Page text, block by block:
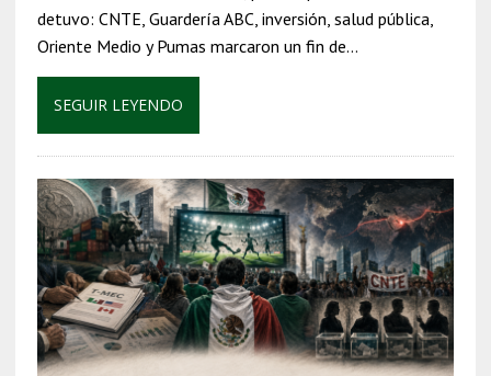
detuvo: CNTE, Guardería ABC, inversión, salud pública,
Oriente Medio y Pumas marcaron un fin de…
SEGUIR LEYENDO